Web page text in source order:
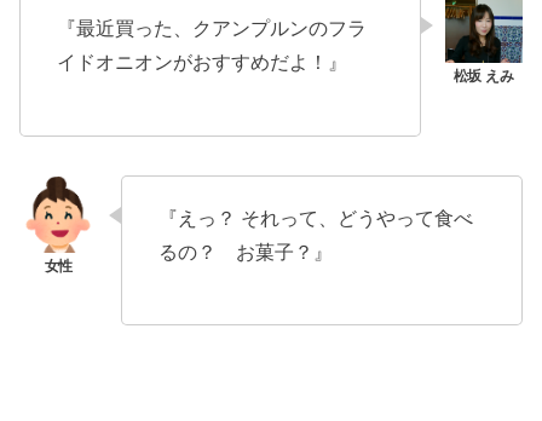
『最近買った、クアンプルンのフラ
イドオニオンがおすすめだよ！』
『えっ？ それって、どうやって食べ
るの？ お菓子？』